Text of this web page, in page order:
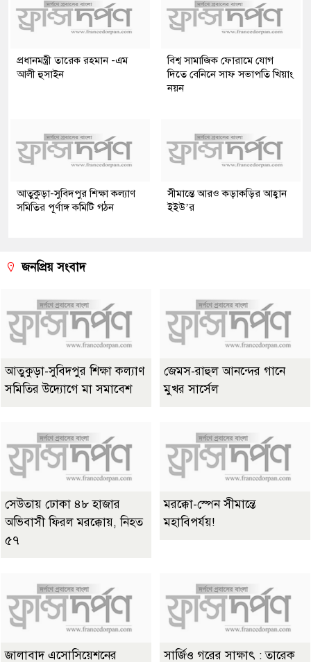
প্রধানমন্ত্রী তারেক রহমান -এম
আলী হুসাইন
বিশ্ব সামাজিক ফোরামে যোগ
দিতে বেনিনে সাফ সভাপতি খিয়াং
নয়ন
আতুকুড়া-সুবিদপুর শিক্ষা কল্যাণ
সমিতির পূর্ণাঙ্গ কমিটি গঠন
সীমান্তে আরও কড়াকড়ির আহ্বান
ইইউ’র
জনপ্রিয় সংবাদ
আতুকুড়া-সুবিদপুর শিক্ষা কল্যাণ
সমিতির উদ্যোগে মা সমাবেশ
জেমস-রাহুল আনন্দের গানে
মুখর সার্সেল
সেউতায় ঢোকা ৪৮ হাজার
অভিবাসী ফিরল মরক্কোয়, নিহত
৫৭
মরক্কো-স্পেন সীমান্তে
মহাবিপর্যয়!
জালাবাদ এসোসিয়েশনের সার্জিও গরের সাক্ষাৎ : তারেক